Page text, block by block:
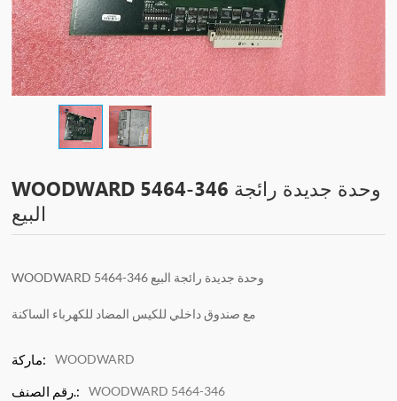
WOODWARD 5464-346 وحدة جديدة رائجة
البيع
WOODWARD 5464-346 وحدة جديدة رائجة البيع
مع صندوق داخلي للكيس المضاد للكهرباء الساكنة
ماركة: WOODWARD
رقم الصنف.: WOODWARD 5464-346